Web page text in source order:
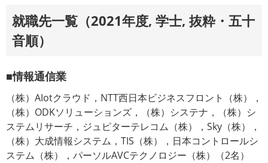
就職先一覧（2021年度, 学士, 抜粋・五十
音順）
■情報通信業
（株）AIotクラウド，NTT西日本ビジネスフロント（株），
（株）ODKソリューションズ，（株）システナ，（株）シ
ステムリサーチ，ジュピターテレコム（株），Sky（株），
（株）大成情報システム，TIS（株），日本コントロールシ
ステム（株），パーソルAVCテクノロジー（株）（2名）